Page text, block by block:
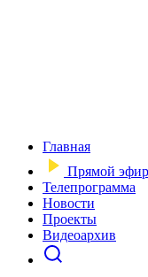
Главная
Прямой эфир
Телепрограмма
Новости
Проекты
Видеоархив